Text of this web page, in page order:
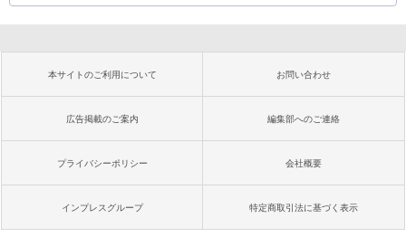
本サイトのご利用について お問い合わせ
広告掲載のご案内 編集部へのご連絡
プライバシーポリシー 会社概要
インプレスグループ 特定商取引法に基づく表示